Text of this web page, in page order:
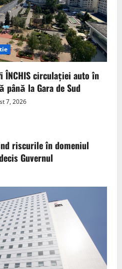
circulației auto în
până la Gara de Sud
7, 2026
riscurile în domeniul
Guvernul